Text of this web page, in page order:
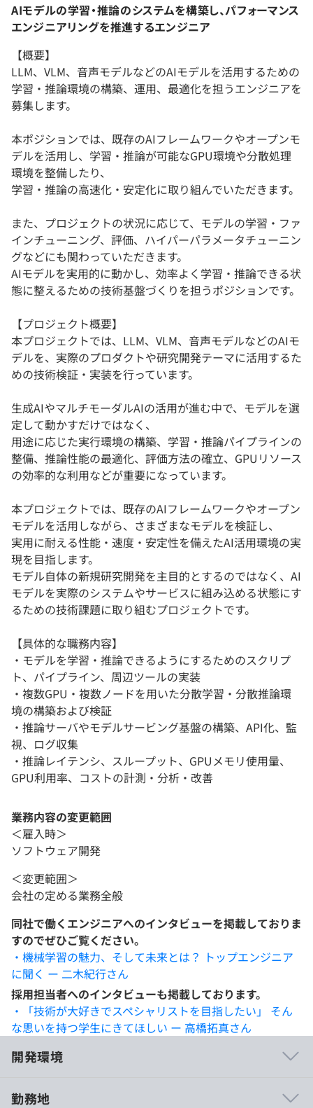
AIモデルの学習・推論のシステムを構築し、パフォーマンス
エンジニアリングを推進するエンジニア
【概要】
LLM、VLM、音声モデルなどのAIモデルを活用するための
学習・推論環境の構築、運用、最適化を担うエンジニアを
募集します。
本ポジションでは、既存のAIフレームワークやオープンモ
デルを活用し、学習・推論が可能なGPU環境や分散処理
環境を整備したり、
学習・推論の高速化・安定化に取り組んでいただきます。
また、プロジェクトの状況に応じて、モデルの学習・ファ
インチューニング、評価、ハイパーパラメータチューニン
グなどにも関わっていただきます。
AIモデルを実用的に動かし、効率よく学習・推論できる状
態に整えるための技術基盤づくりを担うポジションです。
【プロジェクト概要】
本プロジェクトでは、LLM、VLM、音声モデルなどのAIモ
デルを、実際のプロダクトや研究開発テーマに活用するた
めの技術検証・実装を行っています。
生成AIやマルチモーダルAIの活用が進む中で、モデルを選
定して動かすだけではなく、
用途に応じた実行環境の構築、学習・推論パイプラインの
整備、推論性能の最適化、評価方法の確立、GPUリソース
の効率的な利用などが重要になっています。
本プロジェクトでは、既存のAIフレームワークやオープン
モデルを活用しながら、さまざまなモデルを検証し、
実用に耐える性能・速度・安定性を備えたAI活用環境の実
現を目指します。
モデル自体の新規研究開発を主目的とするのではなく、AI
モデルを実際のシステムやサービスに組み込める状態にす
るための技術課題に取り組むプロジェクトです。
【具体的な職務内容】
・モデルを学習・推論できるようにするためのスクリプ
ト、パイプライン、周辺ツールの実装
・複数GPU・複数ノードを用いた分散学習・分散推論環
境の構築および検証
・推論サーバやモデルサービング基盤の構築、API化、監
視、ログ収集
・推論レイテンシ、スループット、GPUメモリ使用量、
GPU利用率、コストの計測・分析・改善
業務内容の変更範囲
＜雇入時＞
ソフトウェア開発
＜変更範囲＞
会社の定める業務全般
同社で働くエンジニアへのインタビューを掲載しておりま
すのでぜひご覧ください。
・機械学習の魅力、そして未来とは？ トップエンジニア
に聞く ー 二木紀行さん
採用担当者へのインタビューも掲載しております。
・「技術が大好きでスペシャリストを目指したい」 そん
な思いを持つ学生にきてほしい ー 高橋拓真さん
開発環境
勤務地